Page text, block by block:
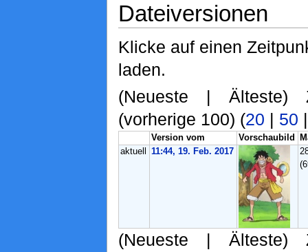
Dateiversionen
Klicke auf einen
laden.
(Neueste | Älteste)
(vorherige 100) (20 | 50
Version vom Vorschaubild
aktuell
11:44, 19. Feb. 2017
(Neueste | Älteste)